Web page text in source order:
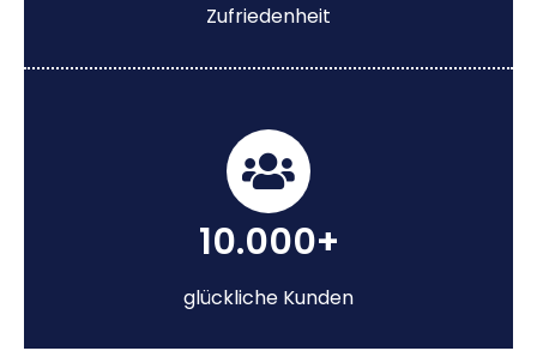
Zufriedenheit
10.000+
glückliche Kunden